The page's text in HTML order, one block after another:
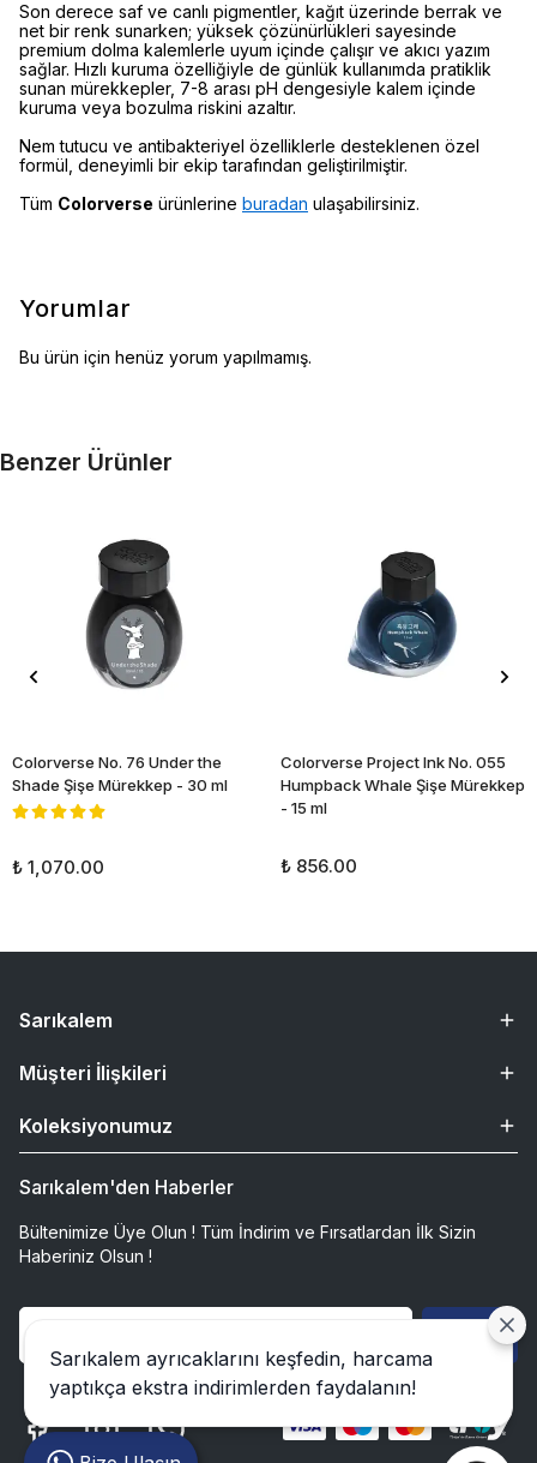
Son derece saf ve canlı pigmentler, kağıt üzerinde berrak ve
net bir renk sunarken; yüksek çözünürlükleri sayesinde
premium dolma kalemlerle uyum içinde çalışır ve akıcı yazım
sağlar. Hızlı kuruma özelliğiyle de günlük kullanımda pratiklik
sunan mürekkepler, 7-8 arası pH dengesiyle kalem içinde
kuruma veya bozulma riskini azaltır.
Nem tutucu ve antibakteriyel özelliklerle desteklenen özel
formül, deneyimli bir ekip tarafından geliştirilmiştir.
Tüm Colorverse ürünlerine buradan ulaşabilirsiniz.
Yorumlar
Bu ürün için henüz yorum yapılmamış.
Benzer Ürünler
Colorverse No. 76 Under the
Shade Şişe Mürekkep - 30 ml
₺ 1,070.00
Colorverse Project Ink No. 055
Humpback Whale Şişe Mürekkep
- 15 ml
₺ 856.00
Sarıkalem
Müşteri İlişkileri
Koleksiyonumuz
Sarıkalem'den Haberler
Bültenimize Üye Olun ! Tüm İndirim ve Fırsatlardan İlk Sizin
Haberiniz Olsun !
Gönder
Sarıkalem ayrıcaklarını keşfedin, harcama
yaptıkça ekstra indirimlerden faydalanın!